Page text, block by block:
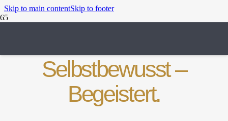
Skip to main contentSkip to footer
Selbstbewusst –
Begeistert.